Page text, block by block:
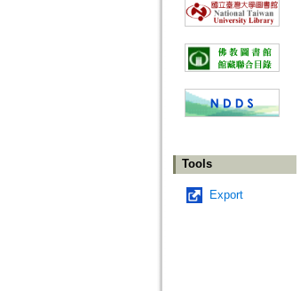
Tools
Export